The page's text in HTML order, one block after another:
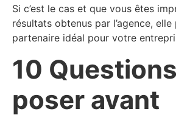
Si c’est le cas et que vous êtes
résultats obtenus par l’agence,
partenaire idéal pour votre
10
poser avant